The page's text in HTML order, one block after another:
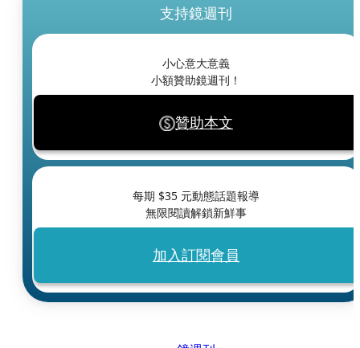
支持鏡週刊
小心意大意義
小額贊助鏡週刊！
贊助本文
每期 $35 元動態話題報導
無限閱讀解鎖新鮮事
加入訂閱會員